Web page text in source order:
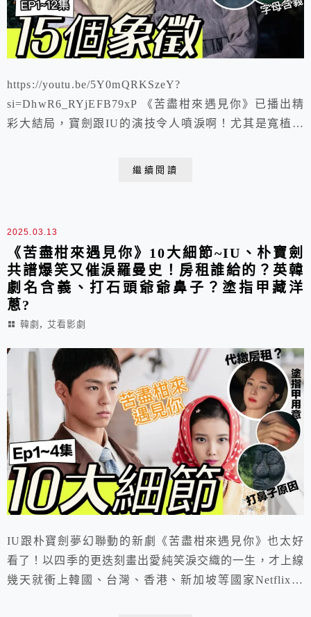
https://youtu.be/5Y0mQRKSzeY?
si=DhwR6_RYjEFB79xP 《苦盡柑來遇見你》已播出精
彩大結局，寶劍跟IU的演技令人噴淚啊！尤其是寬植填
繼續閱讀
2025.03.13
《苦盡柑來遇見你》10大細節~IU、朴寶劍
共譜爆笑又催淚羅曼史！房租誰給的？英韓
劇名含義、打石頭爺爺鼻子？塗指甲藏洋
蔥?
韓劇 , 艾看影劇
IU跟朴寶劍夢幻聯動的新劇《苦盡柑來遇見你》也太好
看了！以四季的更迭刻畫出愛純笑淚交織的一生，才上線
幾天就衝上韓國、台灣、香港、新加坡等國家Netflix排